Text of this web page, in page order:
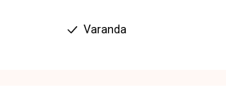
Varanda